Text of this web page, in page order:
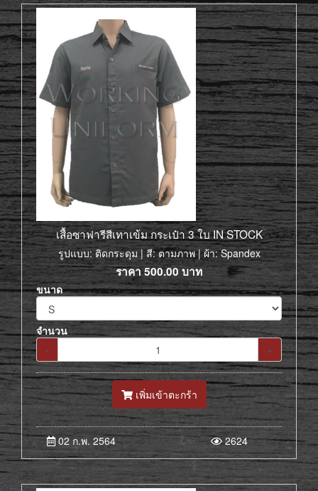
เสื้อซาฟารีสีเทาเข้ม กระเป๋า 3 ใบ IN STOCK
รูปแบบ: ติดกระดุม | สี: ตามภาพ | ผ้า: Spandex
ราคา500.00 บาท
ขนาด
จำนวน
-
+
เพิ่มเข้าตะกร้า
02 ก.พ. 2564 2624